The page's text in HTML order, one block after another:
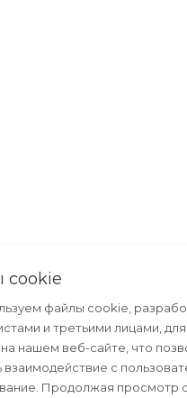
cookie
файлы cookie,
и третьими лицами,
нашем веб-сайте, что
взаимодействие с
Продолжая просмотр